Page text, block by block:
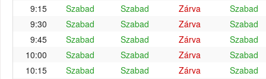
9:15
Szabad Szabad Zárva
Szabad
9:30
Szabad Szabad Zárva
Szabad
9:45
Szabad Szabad Zárva
Szabad
10:00
Szabad Szabad Zárva
Szabad
10:15
Szabad Szabad Zárva
Szabad